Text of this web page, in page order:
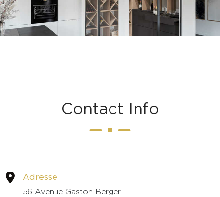
Contact Info
Adresse
56 Avenue Gaston Berger